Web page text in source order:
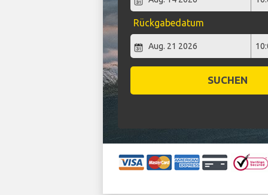
Rückgabedatum
SUCHEN